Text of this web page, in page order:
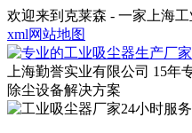
欢迎来到克莱森 - 一家上海工
xml网站地图
上海勤誉实业有限公司 15年
除尘设备解决方案